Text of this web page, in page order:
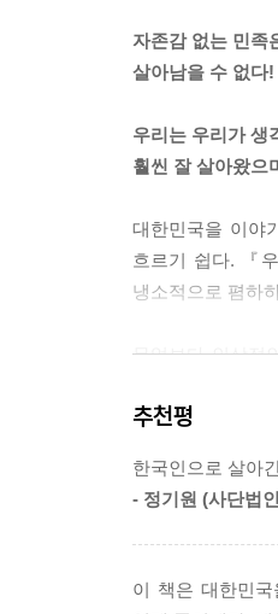
2. 민중이 만든 저
3. 한국의 전투 본
5. 한국 아저씨들
6. 세계 군사력 순
8. 해양 강국으로
9. 우리 전투기가
10. 세계 3위의 예
12. AI와 로봇으
5장 세계로 확장되
1. 문화의 힘을
2. 세계문화유산
4. 과거와 미래가
자존감 없는 민족
살아남을 수 없다!
우리는 우리가 생
훨씬 잘 살아왔으
대한민국을 이야
흐르기 쉽다. 『
냉소적으로 폄하
무엇보다 인상적
여겨온 행동들 속
또한 대한민국의
공동체를 위해
짧은 시간 안에
무엇보다 이 책
추천평
한국인으로 살아
- 정기원 (사단법
이 책은 대한민